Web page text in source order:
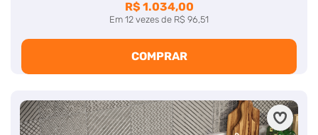
R$ 1.034,00
Em 12 vezes de R$ 96,51
COMPRAR